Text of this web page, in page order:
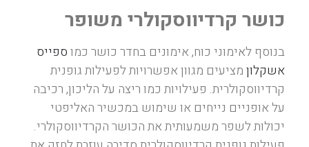
כושר קרדיווסקולרי משופר
בנוסף לאימוני כוח, אימונים בחדר כושר כמוספייס
אשקלוןמציעים מגוון אפשרויות לפעילות גופנית
קרדיווסקולרית. פעילויות כמו ריצה על הליכון, רכיבה
על אופניים נייחים או שימוש במכשיר האליפטי
יכולות לשפר משמעותית את הכושר הקרדיווסקולרי.